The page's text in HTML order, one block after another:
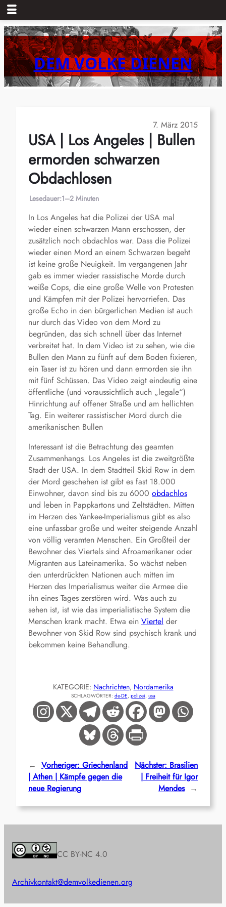
Zum
Inhalt
springenDEM VOLKE DIENEN
7. März 2015
USA | Los Angeles | Bullen
ermorden schwarzen
Obdachlosen
Lesedauer:1–2 Minuten
In Los Angeles hat die Polizei der USA mal
wieder einen schwarzen Mann erschossen, der
zusätzlich noch obdachlos war. Dass die Polizei
wieder einen Mord an einem Schwarzen begeht
ist keine große Neuigkeit. Im vergangenen Jahr
gab es immer wieder rassistische Morde durch
weiße Cops, die eine große Welle von Protesten
und Kämpfen mit der Polizei hervorriefen. Das
große Echo in den bürgerlichen Medien ist auch
nur durch das Video von dem Mord zu
begründen, das sich schnell über das Internet
verbreitet hat. In dem Video ist zu sehen, wie die
Bullen den Mann zu fünft auf dem Boden fixieren,
ein Taser ist zu hören und dann ermorden sie ihn
mit fünf Schüssen. Das Video zeigt eindeutig eine
öffentliche (und voraussichtlich auch „legale“)
Hinrichtung auf offener Straße und am hellichten
Tag. Ein weiterer rassistischer Mord durch die
amerikanischen Bullen
Interessant ist die Betrachtung des geamten
Zusammenhangs. Los Angeles ist die zweitgrößte
Stadt der USA. In dem Stadtteil Skid Row in dem
der Mord geschehen ist gibt es fast 18.000
Einwohner, davon sind bis zu 6000 obdachlos
und leben in Pappkartons und Zeltstädten. Mitten
im Herzen des Yankee-Imperialismus gibt es also
eine unfassbar große und weiter steigende Anzahl
von völlig veramten Menschen. Ein Großteil der
Bewohner des Viertels sind Afroamerikaner oder
Migranten aus Lateinamerika. So wächst neben
den unterdrückten Nationen auch mitten im
Herzen des Imperialismus weiter die Armee die
ihn eines Tages zerstören wird. Was auch zu
sehen ist, ist wie das imperialistische System die
Menschen krank macht. Etwa ein Viertel der
Bewohner von Skid Row sind psychisch krank und
bekommen keine Behandlung.
KATEGORIE: Nachrichten, Nordamerika
SCHLAGWÖRTER: de-DE, polizei, usa
← Vorheriger: Griechenland
| Athen | Kämpfe gegen die
neue Regierung
Nächster: Brasilien
| Freiheit für Igor
Mendes →
CC BY-NC 4.0
Archivkontakt@demvolkedienen.org